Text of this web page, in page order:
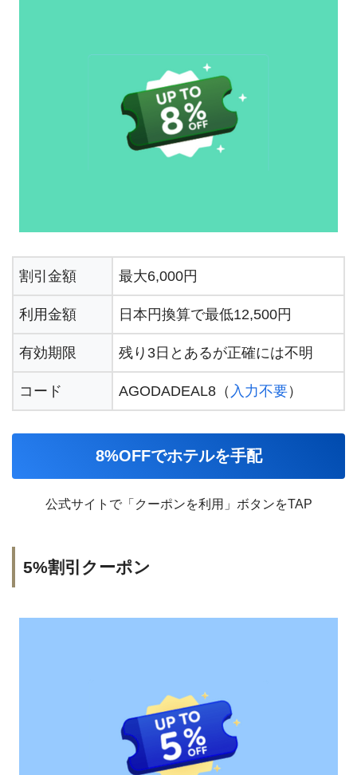
割引金額 最大6,000円
利用金額 日本円換算で最低12,500円
有効期限 残り3日とあるが正確には不明
コード AGODADEAL8（ 入力不要）
8%OFFでホテルを手配
公式サイトで「クーポンを利用」ボタンをTAP
5%割引クーポン